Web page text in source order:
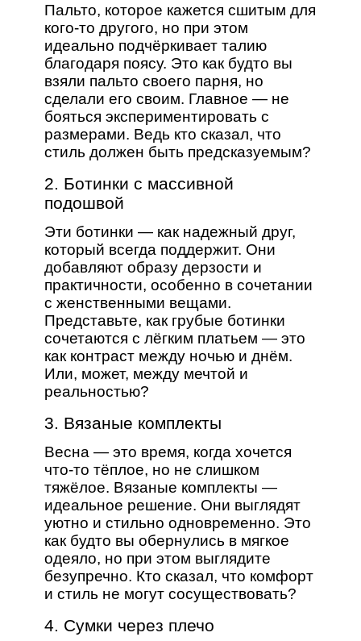
Пальто, которое кажется сшитым для
кого-то другого, но при этом
идеально подчёркивает талию
благодаря поясу. Это как будто вы
взяли пальто своего парня, но
сделали его своим. Главное — не
бояться экспериментировать с
размерами. Ведь кто сказал, что
стиль должен быть предсказуемым?
2. Ботинки с массивной
подошвой
Эти ботинки — как надежный друг,
который всегда поддержит. Они
добавляют образу дерзости и
практичности, особенно в сочетании
с женственными вещами.
Представьте, как грубые ботинки
сочетаются с лёгким платьем — это
как контраст между ночью и днём.
Или, может, между мечтой и
реальностью?
3. Вязаные комплекты
Весна — это время, когда хочется
что-то тёплое, но не слишком
тяжёлое. Вязаные комплекты —
идеальное решение. Они выглядят
уютно и стильно одновременно. Это
как будто вы обернулись в мягкое
одеяло, но при этом выглядите
безупречно. Кто сказал, что комфорт
и стиль не могут сосуществовать?
4. Сумки через плечо